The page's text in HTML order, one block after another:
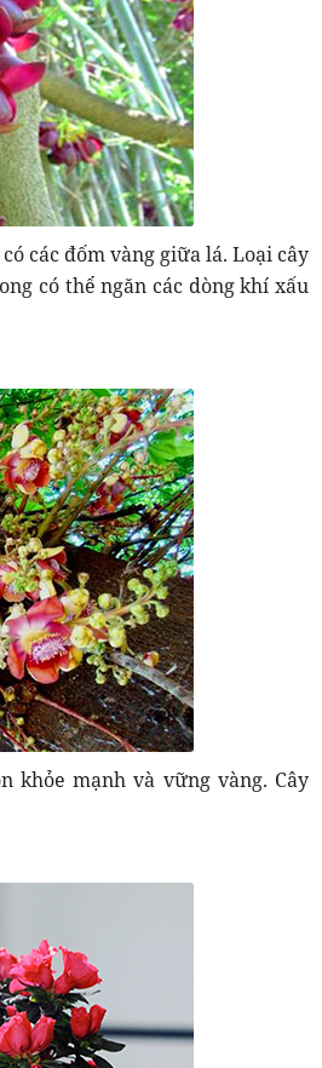
các đốm vàng giữa lá. Loại cây
có thể ngăn các dòng khí xấu
khỏe mạnh và vững vàng. Cây